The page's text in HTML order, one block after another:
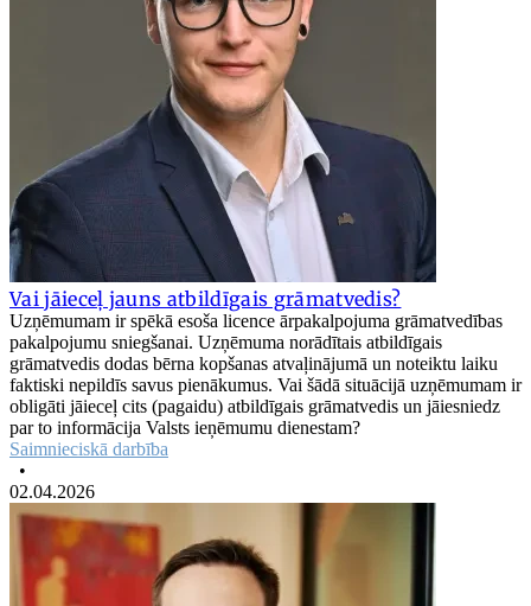
Vai jāieceļ jauns atbildīgais grāmatvedis?
Uzņēmumam ir spēkā esoša licence ārpakalpojuma grāmatvedības
pakalpojumu sniegšanai. Uzņēmuma norādītais atbildīgais
grāmatvedis dodas bērna kopšanas atvaļinājumā un noteiktu laiku
faktiski nepildīs savus pienākumus. Vai šādā situācijā uzņēmumam ir
obligāti jāieceļ cits (pagaidu) atbildīgais grāmatvedis un jāiesniedz
par to informācija Valsts ieņēmumu dienestam?
Saimnieciskā darbība
•
02.04.2026